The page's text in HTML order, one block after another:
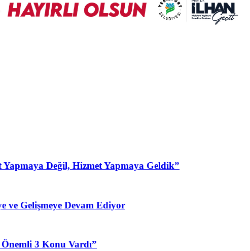
Değil, Hizmet Yapmaya Geldik”
ve Gelişmeye Devam Ediyor
3 Konu Vardı”